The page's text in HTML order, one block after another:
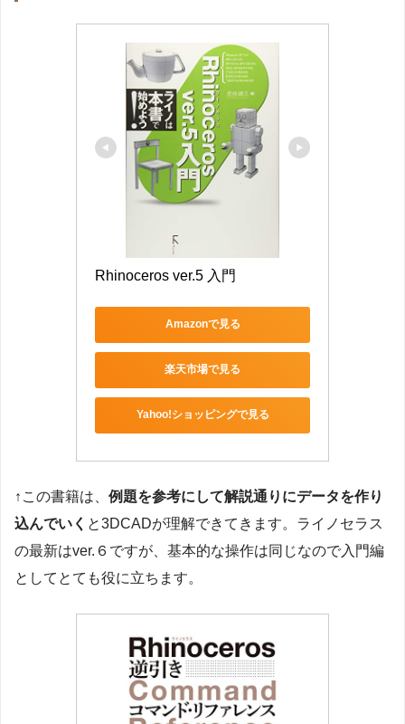
Rhinoceros ver.5 入門
Amazonで見る
楽天市場で見る
Yahoo!ショッピングで見る
↑この書籍は、 例題を参考にして解説通りにデータを作り
込んでいく と3DCADが理解できてきます。ライノセラス
の最新はver.６ですが、基本的な操作は同じなので入門編
としてとても役に立ちます。